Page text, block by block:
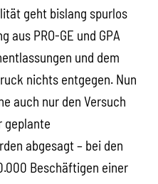
geht bislang spurlos
aus PRO-GE und GPA
und dem
nichts entgegen. Nun
auch nur den Versuch
geplante
abgesagt – bei den
Beschäftigen einer